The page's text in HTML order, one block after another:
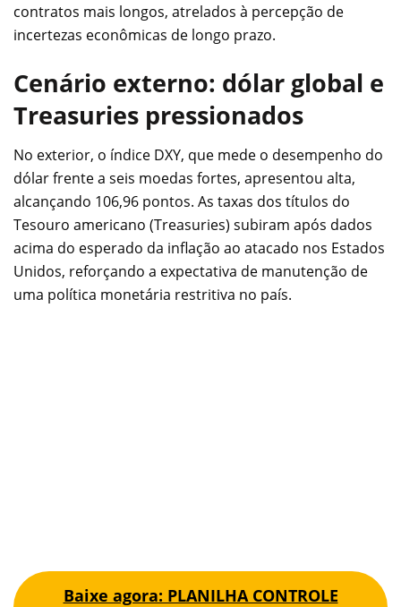
contratos mais longos, atrelados à percepção de
incertezas econômicas de longo prazo.
Cenário externo: dólar global e
Treasuries pressionados
No exterior, o índice DXY, que mede o desempenho do
dólar frente a seis moedas fortes, apresentou alta,
alcançando 106,96 pontos. As taxas dos títulos do
Tesouro americano (Treasuries) subiram após dados
acima do esperado da inflação ao atacado nos Estados
Unidos, reforçando a expectativa de manutenção de
uma política monetária restritiva no país.
Baixe agora: PLANILHA CONTROLE